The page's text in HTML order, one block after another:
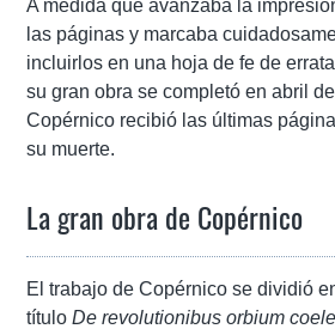
A medida que avanzaba la
las páginas y marcaba
incluirlos en una hoja de fe de
su gran obra se completó en abril
Copérnico recibió las últimas
su muerte.
La gran obra de Copérnico
El trabajo de Copérnico se dividió
títuloDe revolutionibus orbium